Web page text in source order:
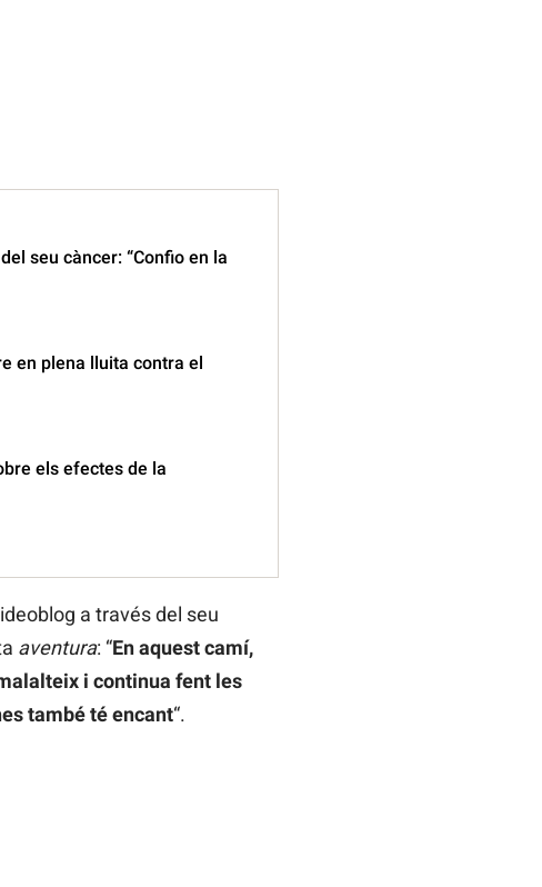
seu càncer: “Confio en la
en plena lluita contra el
els efectes de la
a través del seu
aventura: “En aquest camí,
i continua fent les
també té encant“.